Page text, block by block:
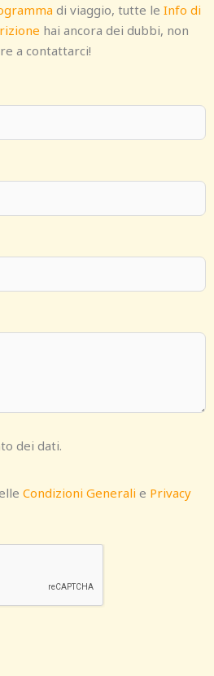
di viaggio, tutte le Info di
hai ancora dei dubbi, non
a contattarci!
dei dati.
Condizioni Generali e Privacy